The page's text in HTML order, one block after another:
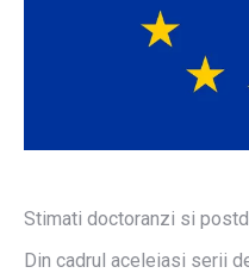
Stimati doctoranzi si
Din cadrul aceleiasi serii